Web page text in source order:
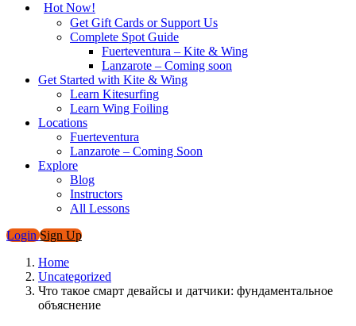
Hot Now!
Get Gift Cards or Support Us
Complete Spot Guide
Fuerteventura – Kite & Wing
Lanzarote – Coming soon
Get Started with Kite & Wing
Learn Kitesurfing
Learn Wing Foiling
Locations
Fuerteventura
Lanzarote – Coming Soon
Explore
Blog
Instructors
All Lessons
LoginSign Up
Home
Uncategorized
Что такое смарт девайсы и датчики: фундаментальное
объяснение